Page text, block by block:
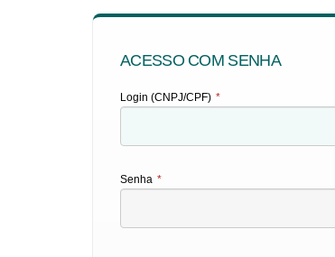
ACESSO COM SENHA
Login (CNPJ/CPF) *
Senha *